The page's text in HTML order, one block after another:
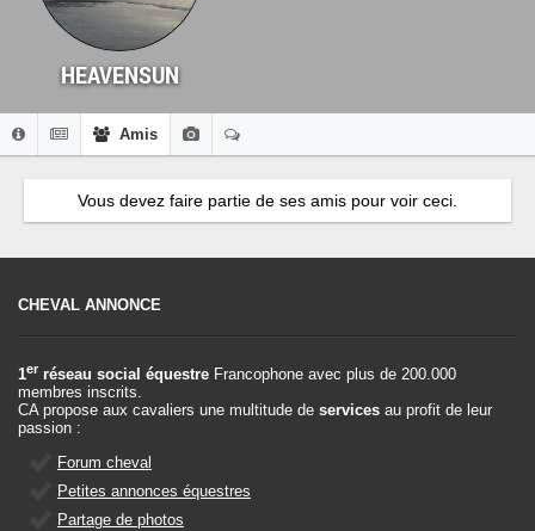
HEAVENSUN
Amis
Vous devez faire partie de ses amis pour voir ceci.
CHEVAL ANNONCE
1er réseau social équestre Francophone avec plus de 200.000
membres inscrits.
CA propose aux cavaliers une multitude de services au profit de leur
passion :
Forum cheval
Petites annonces équestres
Partage de photos